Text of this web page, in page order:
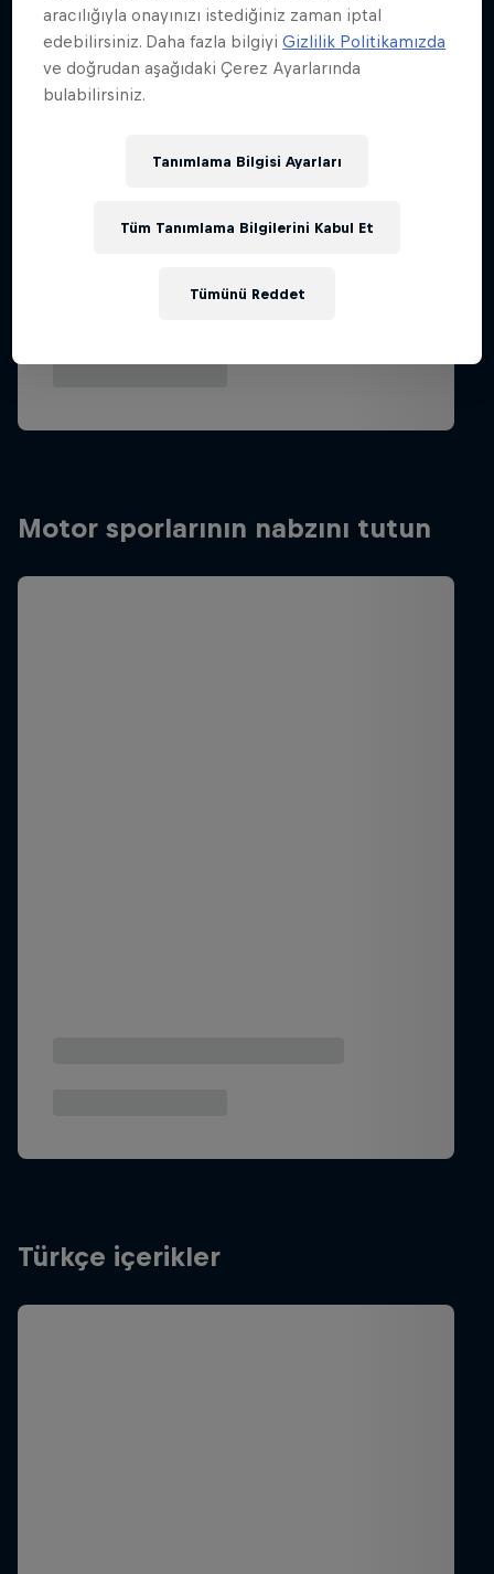
Motor sporlarının nabzını tutun
Türkçe içerikler
aracılığıyla onayınızı istediğiniz zaman iptal
edebilirsiniz. Daha fazla bilgiyiGizlilik Politikamızda
ve doğrudan aşağıdaki Çerez Ayarlarında
bulabilirsiniz.
Tanımlama Bilgisi Ayarları
Tümünü Reddet
Tüm Tanımlama Bilgilerini Kabul Et